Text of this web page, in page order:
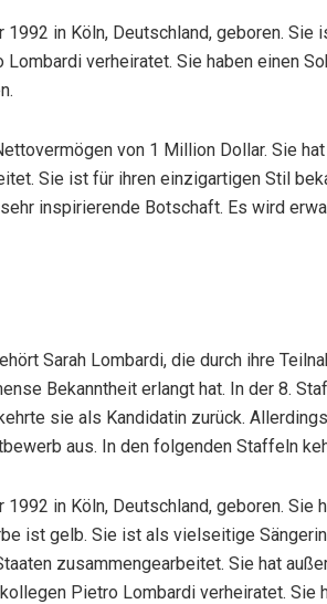
in Köln, Deutschland, geboren. Sie
verheiratet. Sie haben einen
von 1 Million Dollar. Sie
Sie ist für ihren einzigartigen Stil
inspirierende Botschaft. Es wird
Sarah Lombardi, die durch ihre
Bekanntheit erlangt hat. In der 8.
sie als Kandidatin zurück.
aus. In den folgenden Staffeln
in Köln, Deutschland, geboren. Sie
ist gelb. Sie ist als vielseitige
zusammengearbeitet. Sie hat
Pietro Lombardi verheiratet. Sie